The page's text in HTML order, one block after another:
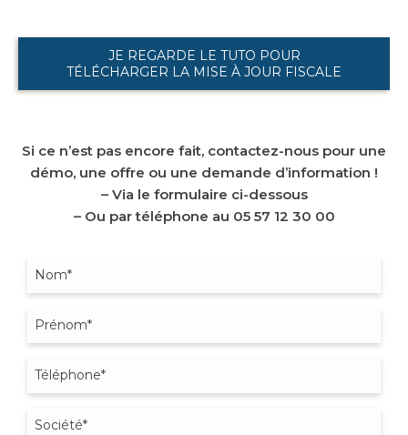
JE REGARDE LE TUTO POUR
TÉLÉCHARGER LA MISE À JOUR FISCALE
Si ce n’est pas encore fait, contactez-nous pour une
démo, une offre ou une demande d’information !
– Via le formulaire ci-dessous
– Ou par téléphone au 05 57 12 30 00